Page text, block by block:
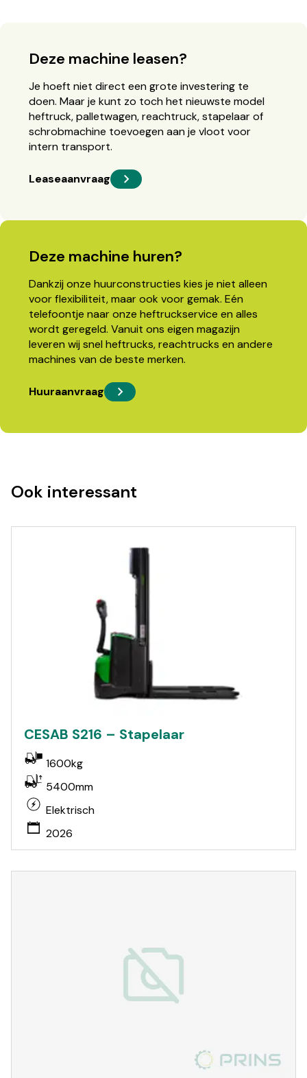
Deze machine leasen?
Je hoeft niet direct een grote investering te
doen. Maar je kunt zo toch het nieuwste model
heftruck, palletwagen, reachtruck, stapelaar of
schrobmachine toevoegen aan je vloot voor
intern transport.
Leaseaanvraag
Deze machine huren?
Dankzij onze huurconstructies kies je niet alleen
voor flexibiliteit, maar ook voor gemak. Eén
telefoontje naar onze heftruckservice en alles
wordt geregeld. Vanuit ons eigen magazijn
leveren wij snel heftrucks, reachtrucks en andere
machines van de beste merken.
Huuraanvraag
Ook interessant
CESAB S216 – Stapelaar
1600kg
5400mm
Elektrisch
2026